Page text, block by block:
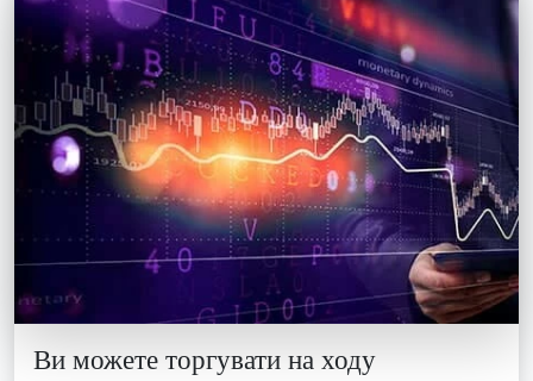
Ви можете торгувати на ходу